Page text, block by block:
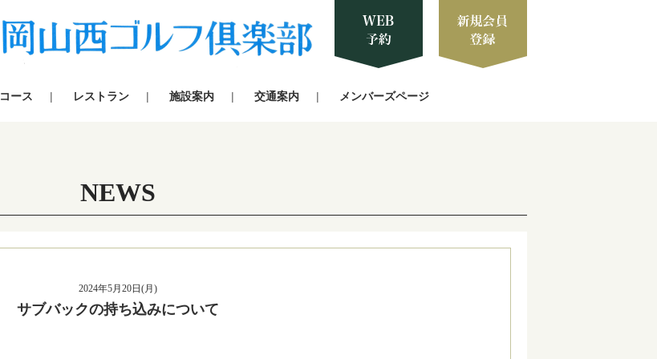
コース レストラン 施設案内 交通案内 メンバーズページ
NEWS
2024年5月20日(月)
サブバックの持ち込みについて